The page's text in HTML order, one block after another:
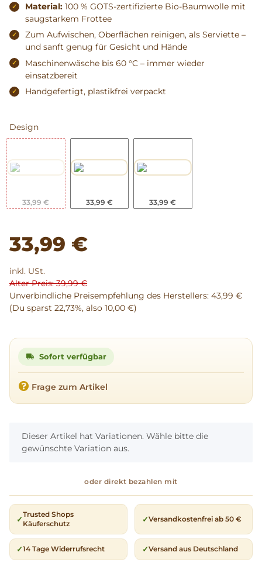
Material: 100 % GOTS-zertifizierte Bio-Baumwolle mit
saugstarkem Frottee
Zum Aufwischen, Oberflächen reinigen, als Serviette –
und sanft genug für Gesicht und Hände
Maschinenwäsche bis 60 °C – immer wieder
einsatzbereit
Handgefertigt, plastikfrei verpackt
Design
33,99 € 33,99 € 33,99 €
33,99 €
inkl. USt.
Alter Preis: 39,99 €
Unverbindliche Preisempfehlung des Herstellers: 43,99 €
(Du sparst 22,73%, also 10,00 €)
Sofort verfügbar
Frage zum Artikel
x
Dieser Artikel hat Variationen. Wähle bitte die
gewünschte Variation aus.
Trusted Shops
Käuferschutz
Versandkostenfrei ab 50 €
14 Tage Widerrufsrecht Versand aus Deutschland